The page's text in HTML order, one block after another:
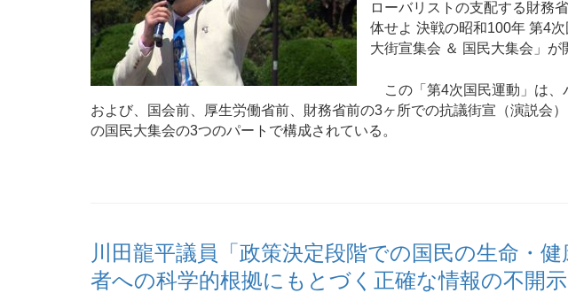
ローバリストの支配する財務
体せよ 決戦の昭和100年 第4
大街宣集会 ＆ 国民大集会」が
この「第4次国民運動」は、
および、国会前、厚生労働省前、財務省前の3ヶ所での抗議街宣（演説会
の国民大集会の3つのパートで構成されている。
川田龍平議員「政策決定段階での国民の生命・
者への科学的根拠にもとづく正確な情報の不開